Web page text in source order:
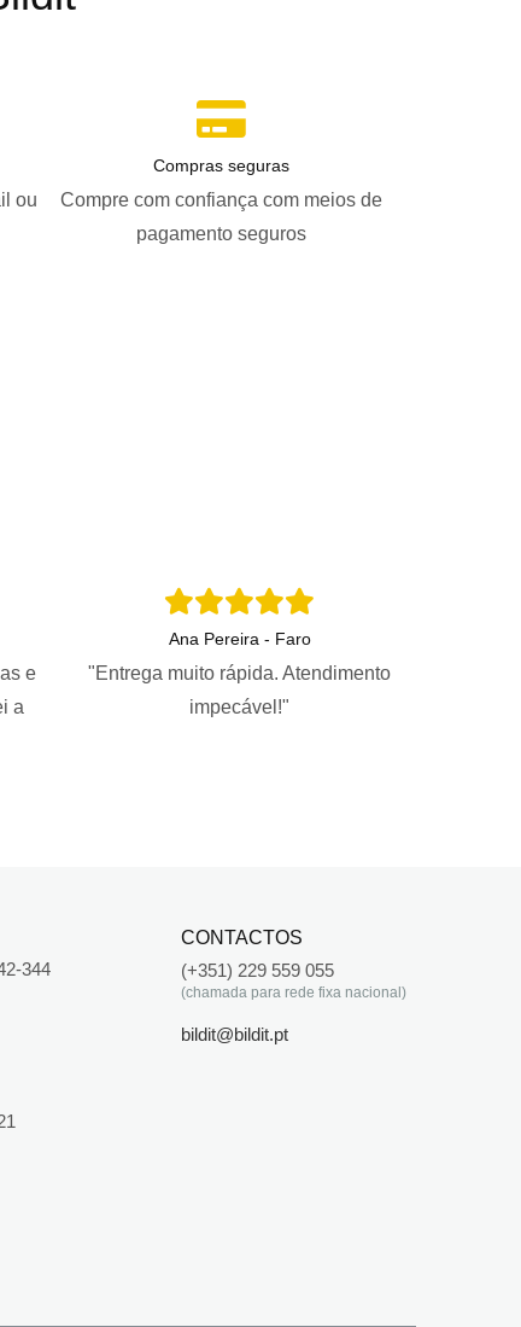
ou
Compras seguras
Compre com confiança com meios de
pagamento seguros
e
a
Ana Pereira - Faro
"Entrega muito rápida. Atendimento
impecável!"
344
CONTACTOS
(+351) 229 559 055
(chamada para rede fixa nacional)
bildit@bildit.pt